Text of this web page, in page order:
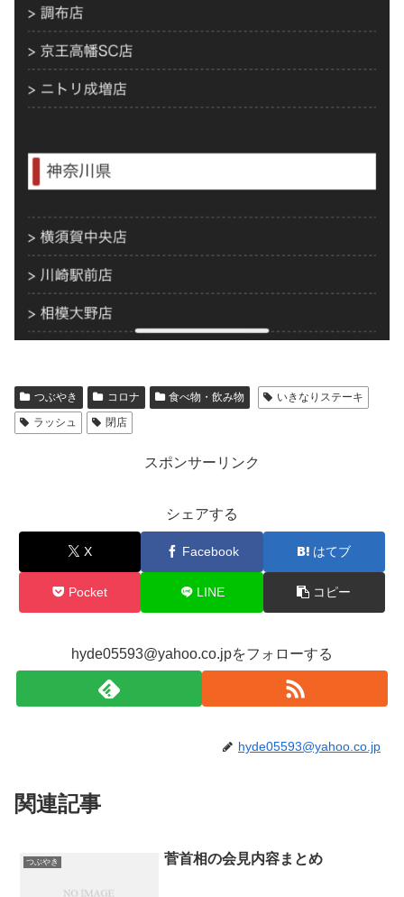
つぶやき コロナ 食べ物・飲み物
いきなりステーキ
ラッシュ
閉店
スポンサーリンク
シェアする
X Facebook はてブ
Pocket LINE コピー
hyde05593@yahoo.co.jpをフォローする
hyde05593@yahoo.co.jp
関連記事
つぶやき 菅首相の会見内容まとめ